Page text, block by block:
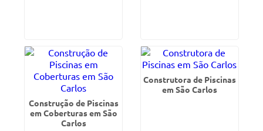
Construção de Piscinas
em Coberturas em São
Carlos
Construtora de Piscinas
em São Carlos